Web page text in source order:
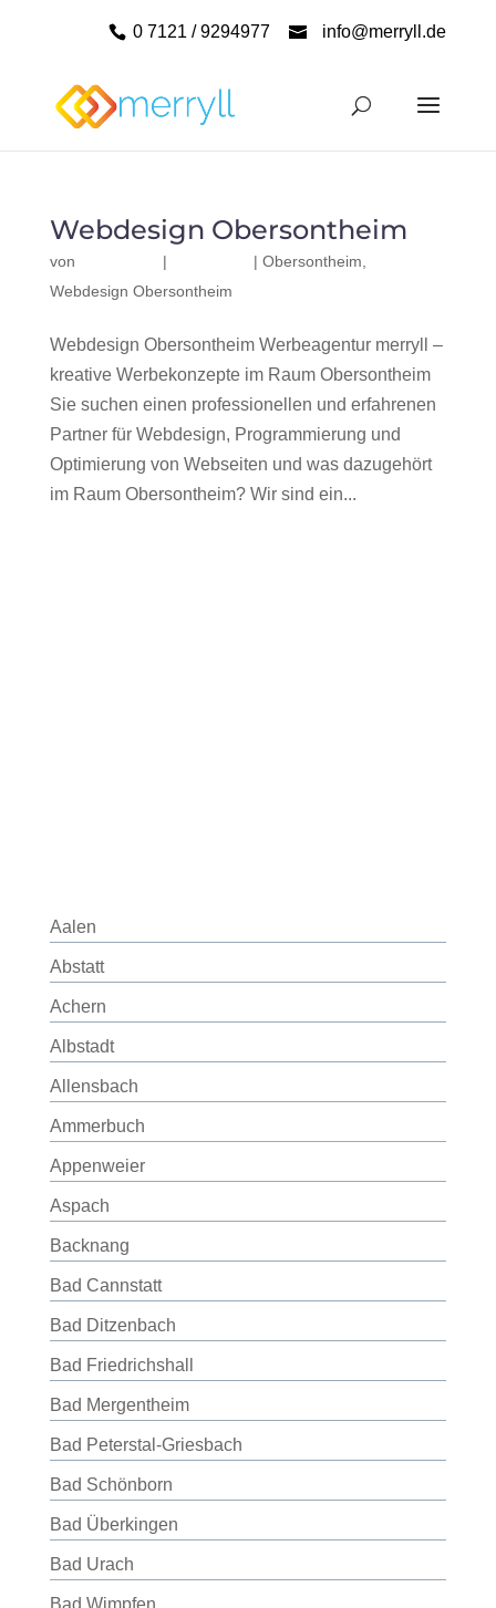
0 7121 / 9294977 info@merryll.de
Webdesign Obersontheim
von | | Obersontheim
Webdesign Obersontheim
Webdesign Obersontheim Werbeagentur merryll –
kreative Werbekonzepte im Raum Obersontheim
Sie suchen einen professionellen und erfahrenen
Partner für Webdesign, Programmierung und
Optimierung von Webseiten und was dazugehört
im Raum Obersontheim? Wir sind ein...
Aalen
Abstatt
Achern
Albstadt
Allensbach
Ammerbuch
Appenweier
Aspach
Backnang
Bad Cannstatt
Bad Ditzenbach
Bad Friedrichshall
Bad Mergentheim
Bad Peterstal-Griesbach
Bad Schönborn
Bad Überkingen
Bad Urach
Bad Wimpfen